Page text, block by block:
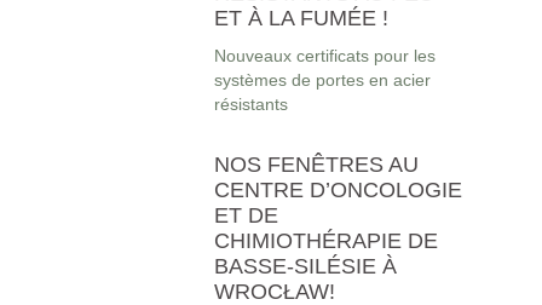
ET À LA FUMÉE !
Nouveaux certificats pour les
systèmes de portes en acier
résistants
NOS FENÊTRES AU
CENTRE D’ONCOLOGIE
ET DE
CHIMIOTHÉRAPIE DE
BASSE-SILÉSIE À
WROCŁAW!